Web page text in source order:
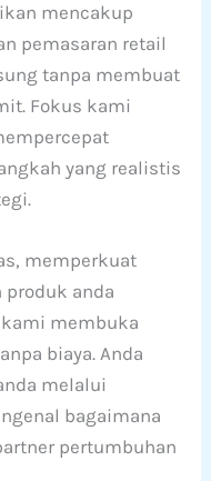
mencakup
pemasaran retail
tanpa membuat
Fokus kami
yang realistis
memperkuat
anda
membuka
biaya. Anda
melalui
bagaimana
pertumbuhan